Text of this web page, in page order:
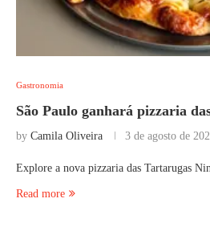
Gastronomia
São Paulo ganhará pizzaria
by Camila Oliveira 3 de agosto de
Explore a nova pizzaria das Tartarugas
Read more